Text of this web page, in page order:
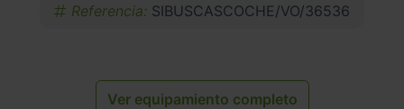
Referencia: SIBUSCASCOCHE/VO/36536
Ver equipamiento completo